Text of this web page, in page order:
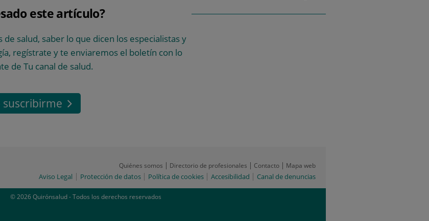
este artículo?
salud, saber lo que dicen los especialistas y
regístrate y te enviaremos el boletín con lo
de Tu canal de salud.
suscribirme
Quiénes somos Directorio de profesionales Contacto Mapa web
Aviso Legal Protección de datos Política de cookies Accesibilidad Canal de denuncias
© 2026 Quirónsalud - Todos los derechos reservados